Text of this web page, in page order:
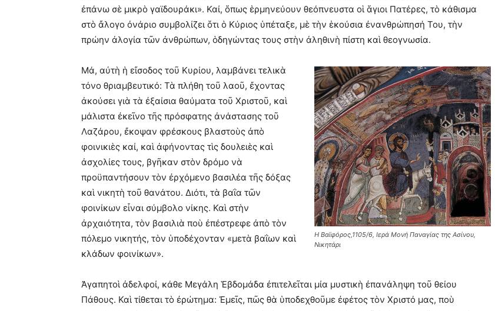
ἐπάνω σὲ μικρὸ γαϊδουράκι». Καί, ὅπως ἑρμηνεύουν θεόπνευστα οἱ ἅγιοι Πατέρες, τὸ κάθισμα
στὸ ἄλογο ὀνάριο συμβολίζει ὅτι ὁ Κύριος ὑπέταξε, μὲ τὴν ἑκούσια ἐνανθρώπησή Του, τὴν
πρώην ἀλογία τῶν ἀνθρώπων, ὁδηγώντας τους στὴν ἀληθινὴ πίστη καὶ θεογνωσία.
Η Βαϊφόρος,1105/6, Ιερά Μονή Παναγίας της Ασίνου,
Νικητάρι
Μά, αὐτὴ ἡ εἴσοδος τοῦ Κυρίου, λαμβάνει τελικὰ
τόνο θριαμβευτικό: Τὰ πλήθη τοῦ λαοῦ, ἔχοντας
ἀκούσει γιὰ τὰ ἐξαίσια θαύματα τοῦ Χριστοῦ, καὶ
μάλιστα ἐκεῖνο τῆς πρόσφατης ἀνάστασης τοῦ
Λαζάρου, ἔκοψαν φρέσκους βλαστοὺς ἀπὸ
φοινικιὲς καί, καὶ ἀφήνοντας τὶς δουλειὲς καὶ
ἀσχολίες τους, βγῆκαν στὸν δρόμο νὰ
προϋπαντήσουν τὸν ἐρχόμενο βασιλέα τῆς δόξας
καὶ νικητὴ τοῦ θανάτου. Διότι, τὰ βαΐα τῶν
φοινίκων εἶναι σύμβολο νίκης. Καὶ στὴν
ἀρχαιότητα, τὸν βασιλιὰ ποὺ ἐπέστρεφε ἀπὸ τὸν
πόλεμο νικητής, τὸν ὑποδέχονταν «μετὰ βαΐων καὶ
κλάδων φοινίκων».
Ἀγαπητοὶ ἀδελφοί, κάθε Μεγάλη Ἑβδομάδα ἐπιτελεῖται μία μυστικὴ ἐπανάληψη τοῦ θείου
Πάθους. Καὶ τίθεται τὸ ἐρώτημα: Ἐμεῖς, πῶς θὰ ὑποδεχθοῦμε ἐφέτος τὸν Χριστό μας, ποὺ